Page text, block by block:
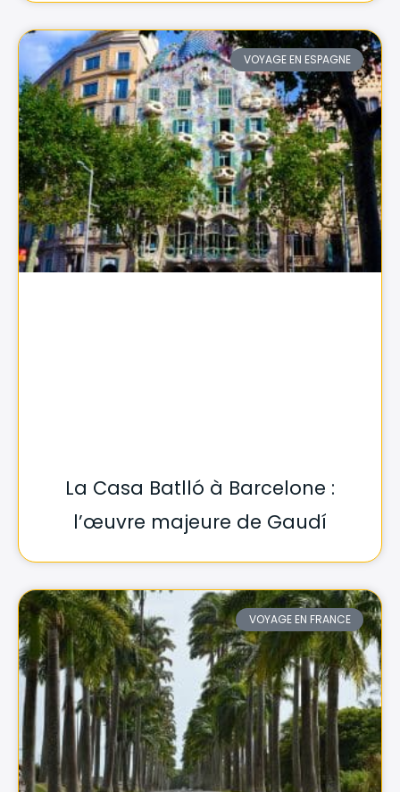
VOYAGE EN ESPAGNE
La Casa Batlló à Barcelone :
l’œuvre majeure de Gaudí
VOYAGE EN FRANCE